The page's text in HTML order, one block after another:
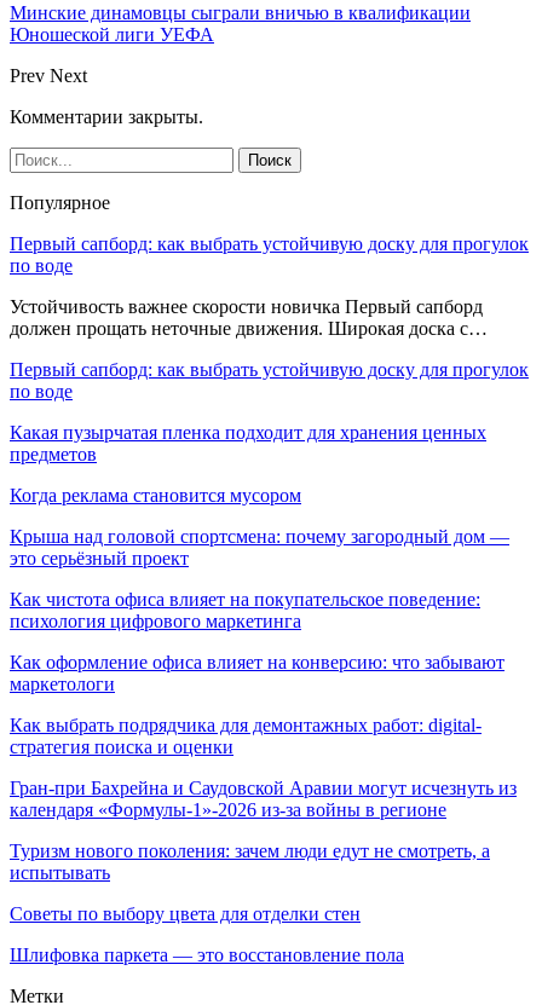
Минские динамовцы сыграли вничью в квалификации
Юношеской лиги УЕФА
Prev Next
Комментарии закрыты.
Популярное
Первый сапборд: как выбрать устойчивую доску для прогулок
по воде
Устойчивость важнее скорости новичка Первый сапборд
должен прощать неточные движения. Широкая доска с…
Первый сапборд: как выбрать устойчивую доску для прогулок
по воде
Какая пузырчатая пленка подходит для хранения ценных
предметов
Когда реклама становится мусором
Крыша над головой спортсмена: почему загородный дом —
это серьёзный проект
Как чистота офиса влияет на покупательское поведение:
психология цифрового маркетинга
Как оформление офиса влияет на конверсию: что забывают
маркетологи
Как выбрать подрядчика для демонтажных работ: digital-
стратегия поиска и оценки
Гран-при Бахрейна и Саудовской Аравии могут исчезнуть из
календаря «Формулы-1»-2026 из-за войны в регионе
Туризм нового поколения: зачем люди едут не смотреть, а
испытывать
Советы по выбору цвета для отделки стен
Шлифовка паркета — это восстановление пола
Метки